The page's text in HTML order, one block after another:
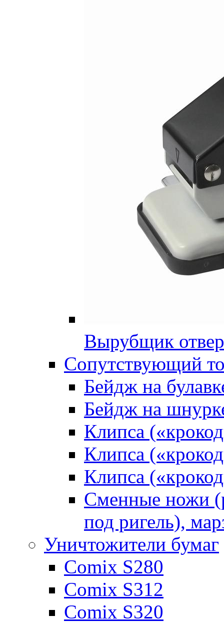
Вырубщик
Сопутствующий
Бейдж на
Бейдж на
Клипса
Клипса
Клипса
Сменные ножи
под ригель),
Уничтожители бумаг
Comix S280
Comix S312
Comix S320